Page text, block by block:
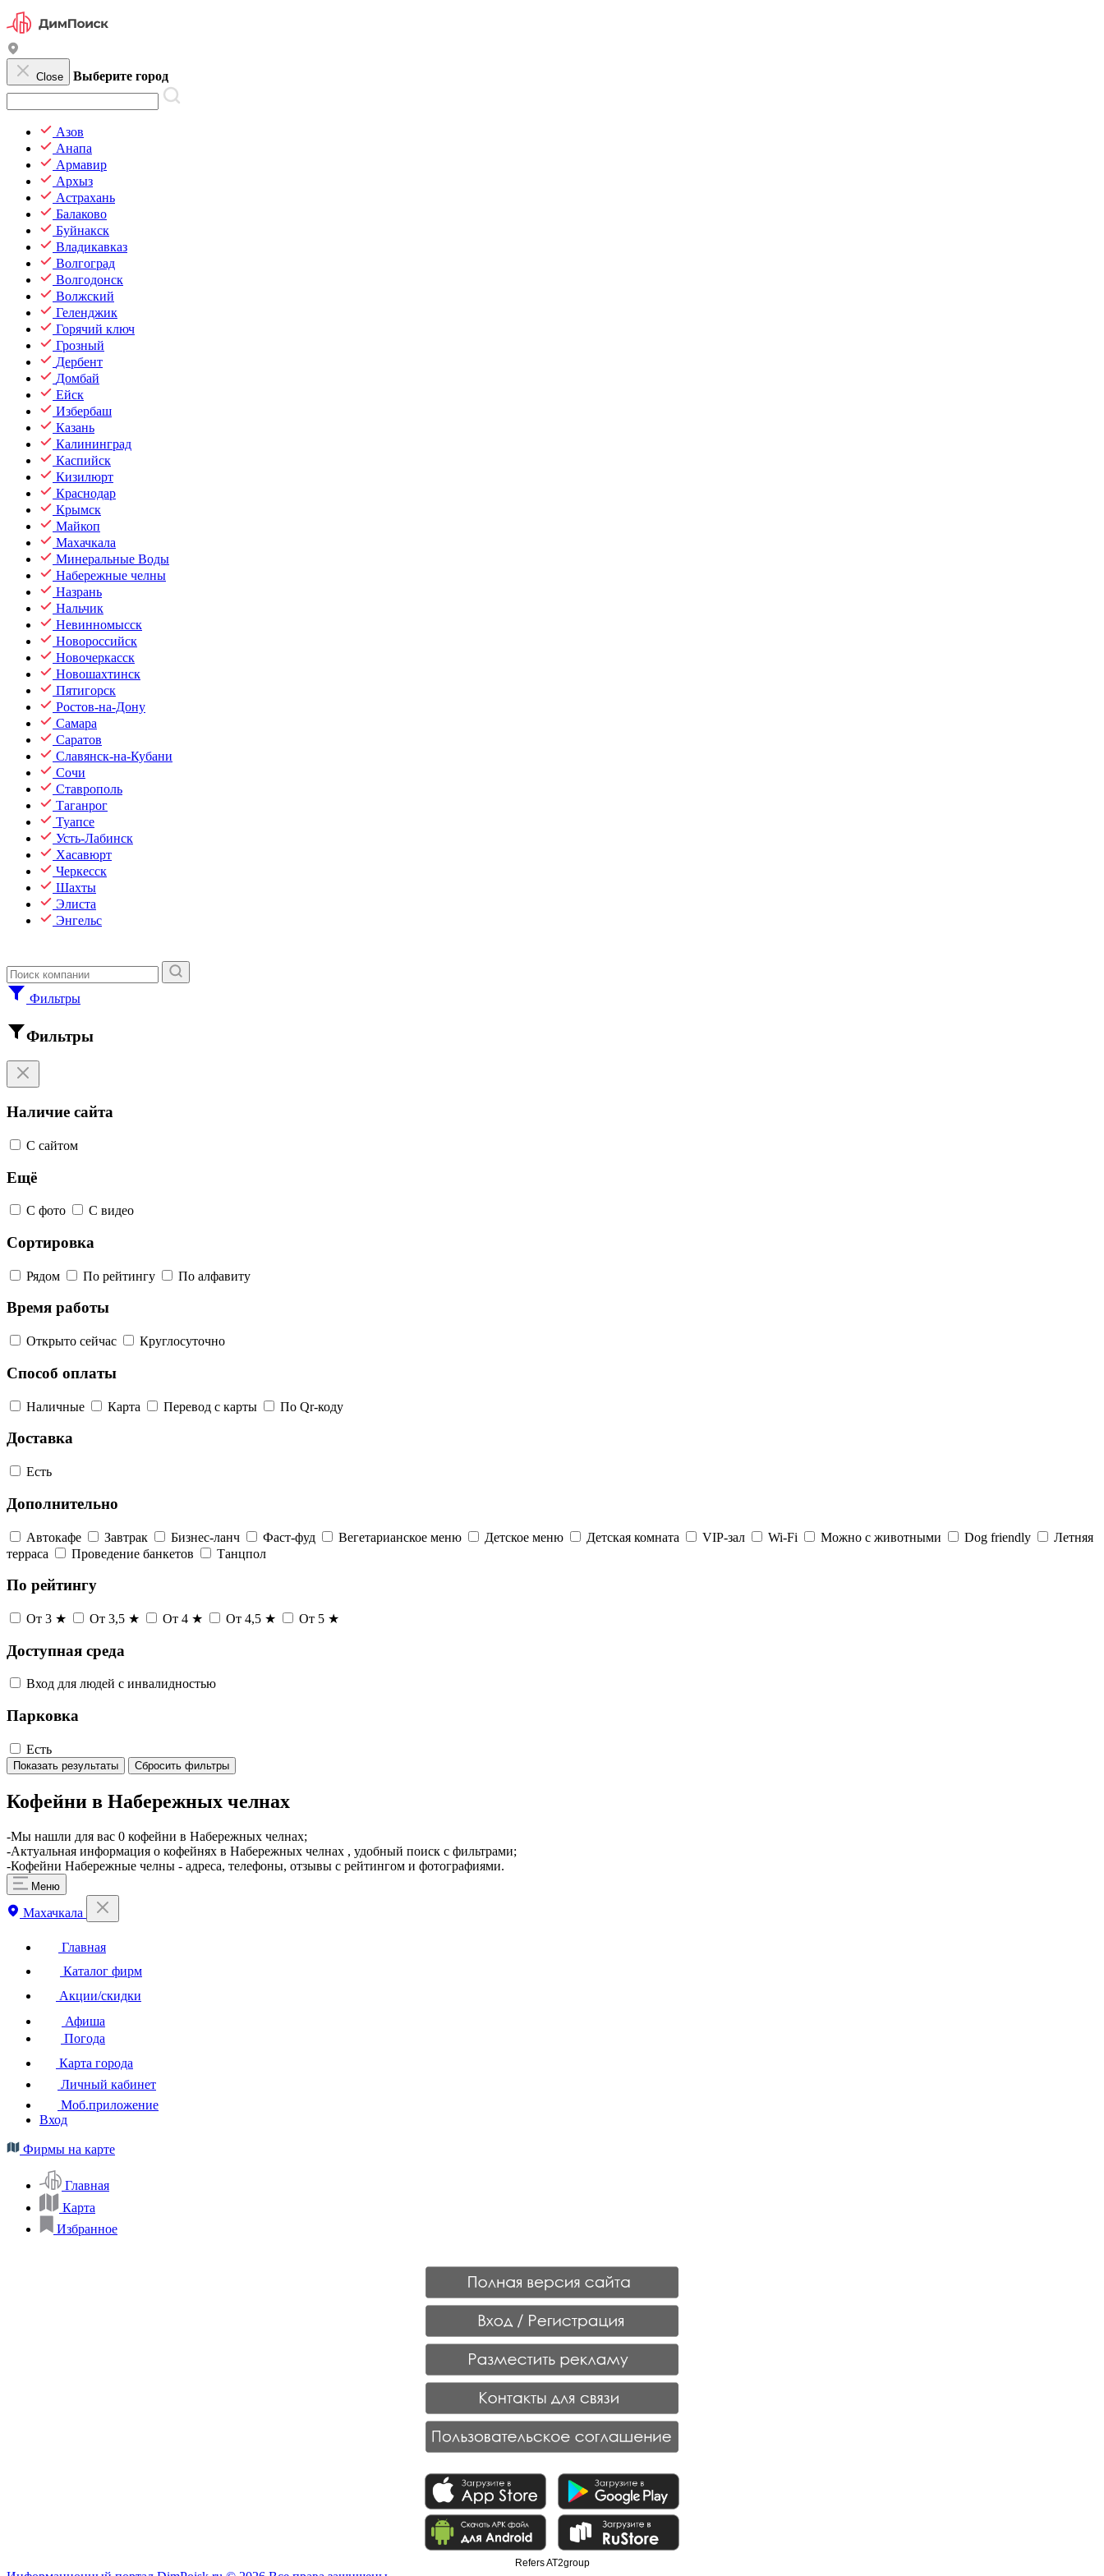
Close Выберите город
Азов
Анапа
Армавир
Архыз
Астрахань
Балаково
Буйнакск
Владикавказ
Волгоград
Волгодонск
Волжский
Геленджик
Горячий ключ
Грозный
Дербент
Домбай
Ейск
Избербаш
Казань
Калининград
Каспийск
Кизилюрт
Краснодар
Крымск
Майкоп
Махачкала
Минеральные Воды
Набережные челны
Назрань
Нальчик
Невинномысск
Новороссийск
Новочеркасск
Новошахтинск
Пятигорск
Ростов-на-Дону
Самара
Саратов
Славянск-на-Кубани
Сочи
Ставрополь
Таганрог
Туапсе
Усть-Лабинск
Хасавюрт
Черкесск
Шахты
Элиста
Энгельс
Фильтры
Фильтры
Наличие сайта
С сайтом
Ещё
С фото С видео
Сортировка
Рядом По рейтингу По алфавиту
Время работы
Открыто сейчас Круглосуточно
Способ оплаты
Наличные Карта Перевод с карты По Qr-коду
Доставка
Есть
Дополнительно
Автокафе Завтрак Бизнес-ланч Фаст-фуд Вегетарианское меню Детское меню Детская комната VIP-зал Wi-Fi Можно с животными Dog friendly
Летняя
терраса
Проведение банкетов Танцпол
По рейтингу
От 3 ★ От 3,5 ★ От 4 ★ От 4,5 ★ От 5 ★
Доступная среда
Вход для людей с инвалидностью
Парковка
Есть
Показать результаты Сбросить фильтры
Кофейни в Набережных челнах
-Мы нашли для вас 0 кофейни в Набережных челнах;
-Актуальная информация о кофейнях в Набережных челнах , удобный поиск с фильтрами;
-Кофейни Набережные челны - адреса, телефоны, отзывы с рейтингом и фотографиями.
Меню
Махачкала
Главная
Каталог фирм
Акции/скидки
Афиша
Погода
Карта города
Личный кабинет
Моб.приложение
Вход
Фирмы на карте
Главная
Карта
Избранное
Refers AT2group